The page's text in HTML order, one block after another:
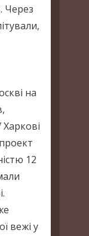
Через
на
12
вежі у